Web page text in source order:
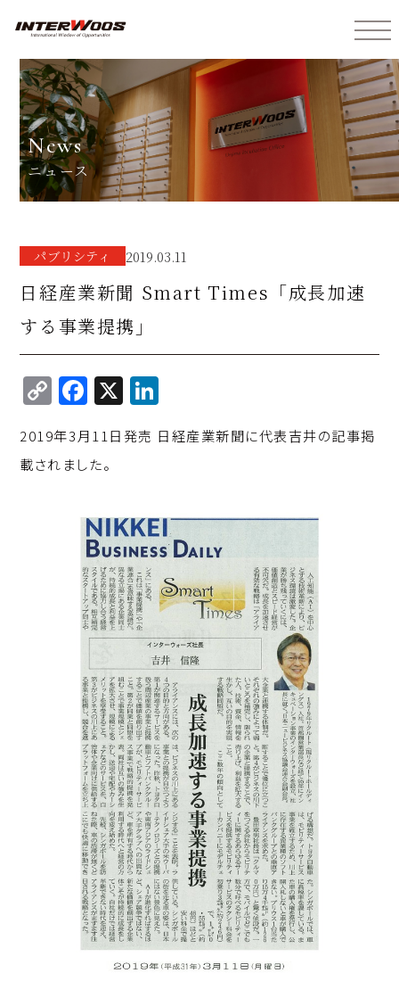
news
ニュース
パブリシティ 2019.03.11
日経産業新聞 Smart Times「成長加速
する事業提携」
C
o
p
y
F
a
c
e
o
o
k
X
n
k
I
n
2019年3月11日発売 日経産業新聞に代表吉井の記事掲
載されました。